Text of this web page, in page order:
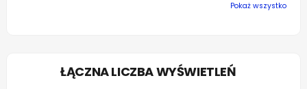
Pokaż wszystko
ŁĄCZNA LICZBA WYŚWIETLEŃ